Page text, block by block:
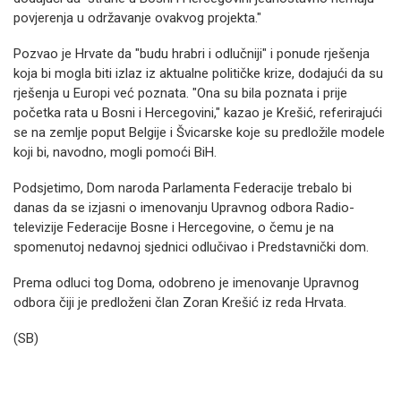
povjerenja u održavanje ovakvog projekta."
Pozvao je Hrvate da "budu hrabri i odlučniji" i ponude rješenja
koja bi mogla biti izlaz iz aktualne političke krize, dodajući da su
rješenja u Europi već poznata. "Ona su bila poznata i prije
početka rata u Bosni i Hercegovini," kazao je Krešić, referirajući
se na zemlje poput Belgije i Švicarske koje su predložile modele
koji bi, navodno, mogli pomoći BiH.
Podsjetimo, Dom naroda Parlamenta Federacije trebalo bi
danas da se izjasni o imenovanju Upravnog odbora Radio-
televizije Federacije Bosne i Hercegovine, o čemu je na
spomenutoj nedavnoj sjednici odlučivao i Predstavnički dom.
Prema odluci tog Doma, odobreno je imenovanje Upravnog
odbora čiji je predloženi član Zoran Krešić iz reda Hrvata.
(SB)